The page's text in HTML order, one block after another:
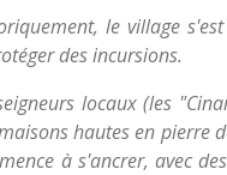
le village
des incursions.
locaux (les
hautes en pierre
à s'ancrer, avec